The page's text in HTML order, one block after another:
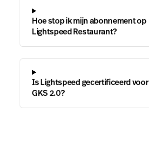
Hoe stop ik mijn abonnement op
Lightspeed Restaurant?
Is Lightspeed gecertificeerd voor
GKS 2.0?